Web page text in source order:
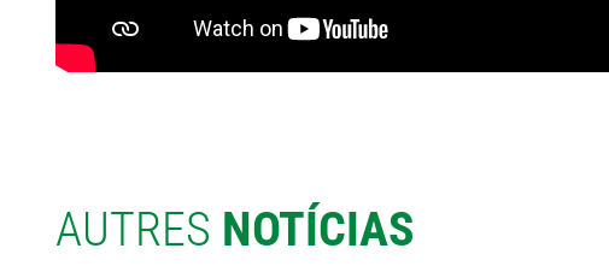
AUTRES NOTÍCIAS